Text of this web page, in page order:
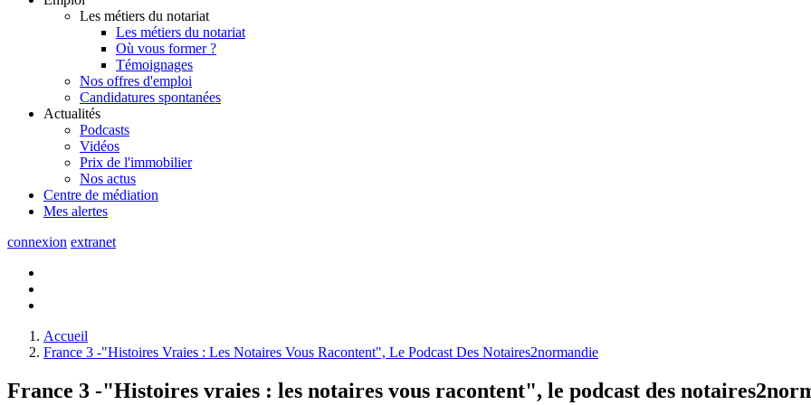
Les métiers du notariat
Les métiers du notariat
Où vous former ?
Témoignages
Nos offres d'emploi
Candidatures spontanées
Actualités
Podcasts
Vidéos
Prix de l'immobilier
Nos actus
Centre de médiation
Mes alertes
connexion extranet
Accueil
France 3 -"Histoires Vraies : Les Notaires Vous Racontent", Le Podcast Des Notaires2normandie
France 3 -"Histoires vraies : les notaires vous racontent", le podcast des